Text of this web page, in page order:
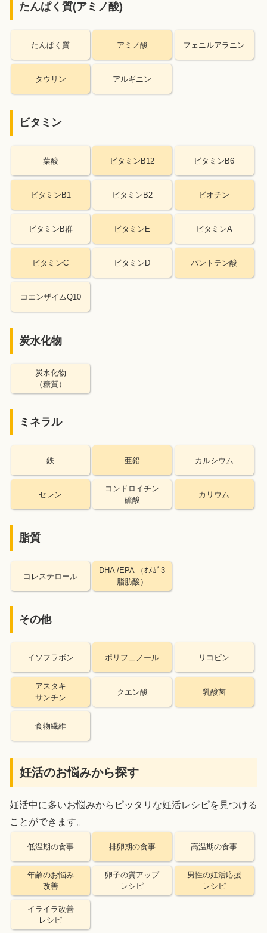
たんぱく質(アミノ酸)
たんぱく質 アミノ酸 フェニルアラニン
タウリン アルギニン
ビタミン
葉酸 ビタミンB12 ビタミンB6
ビタミンB1 ビタミンB2 ビオチン
ビタミンB群 ビタミンE ビタミンA
ビタミンC ビタミンD パントテン酸
コエンザイムQ10
炭水化物
炭水化物
（糖質）
ミネラル
鉄 亜鉛 カルシウム
セレン
コンドロイチン
硫酸
カリウム
脂質
コレステロール
DHA /EPA （ｵﾒｶﾞ3
脂肪酸）
その他
イソフラボン ポリフェノール リコピン
アスタキ
サンチン
クエン酸 乳酸菌
食物繊維
妊活のお悩みから探す
妊活中に多いお悩みからピッタリな妊活レシピを見つける
ことができます。
低温期の食事 排卵期の食事 高温期の食事
年齢のお悩み
改善
卵子の質アップ
レシピ
男性の妊活応援
レシピ
イライラ改善
レシピ